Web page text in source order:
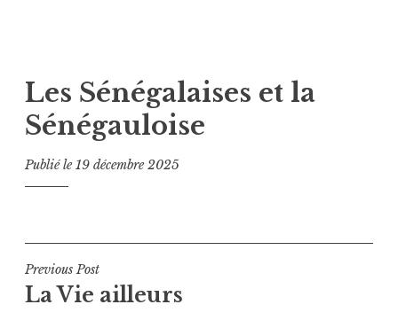
Les Sénégalaises et la
Sénégauloise
Publié le19 décembre 2025
Navigation
de
Previous Post
La Vie ailleurs